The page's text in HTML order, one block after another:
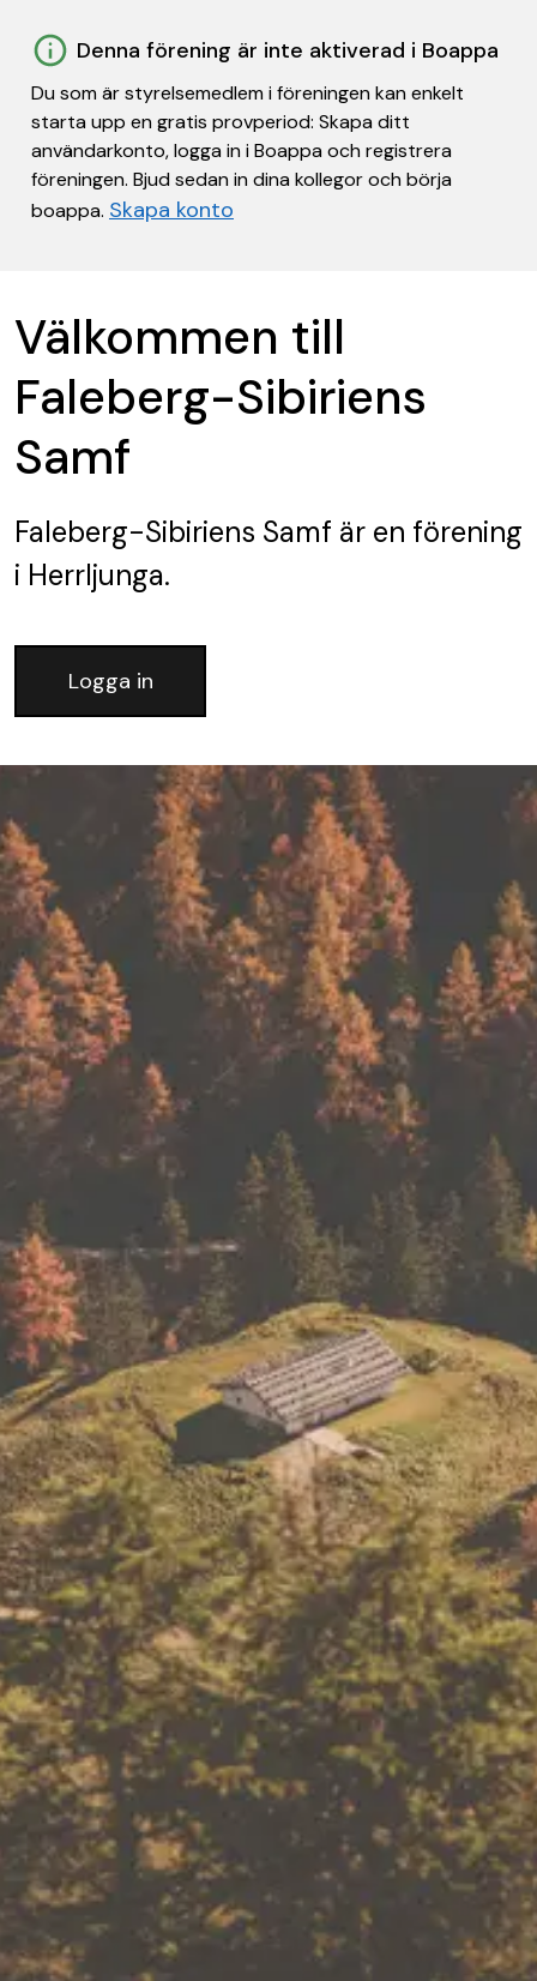
Denna förening är inte aktiverad i Boappa
Du som är styrelsemedlem i föreningen kan enkelt
starta upp en gratis provperiod: Skapa ditt
användarkonto, logga in i Boappa och registrera
föreningen. Bjud sedan in dina kollegor och börja
boappa. Skapa konto
Välkommen till
Faleberg-Sibiriens
Samf
Faleberg-Sibiriens Samf är en förening
i Herrljunga.
Logga in